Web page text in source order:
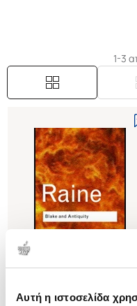
Αυτή η ιστοσελίδα
1-3
(0)